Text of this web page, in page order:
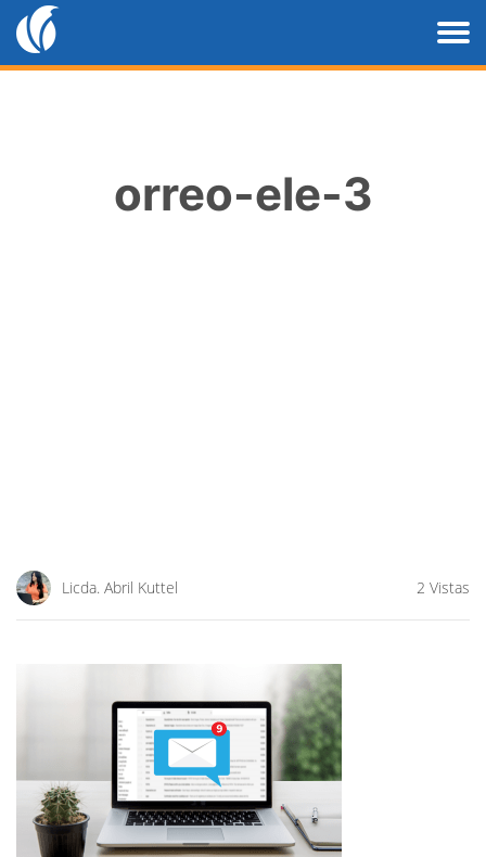
orreo-ele-3
Licda. Abril Kuttel 2 Vistas